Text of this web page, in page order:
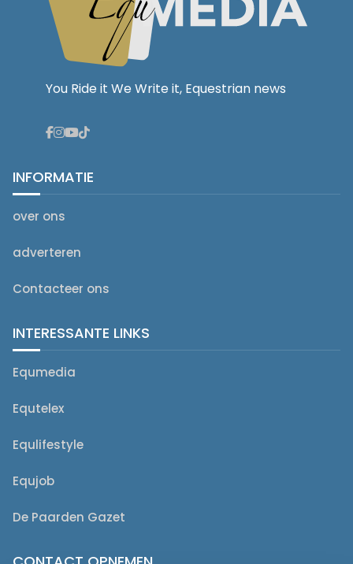
You Ride it We Write it, Equestrian news
INFORMATIE
over ons
adverteren
Contacteer ons
INTERESSANTE LINKS
Equmedia
Equtelex
Equlifestyle
Equjob
De Paarden Gazet